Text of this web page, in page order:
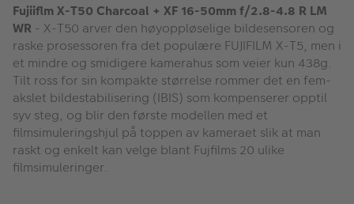
Fujiiflm X-T50 Charcoal + XF 16-50mm f/2.8-4.8 R LM
WR - X-T50 arver den høyoppløselige bildesensoren og
raske prosessoren fra det populære FUJIFILM X-T5, men i
et mindre og smidigere kamerahus som veier kun 438g.
Tilt ross for sin kompakte størrelse rommer det en fem-
akslet bildestabilisering (IBIS) som kompenserer opptil
syv steg, og blir den første modellen med et
filmsimuleringshjul på toppen av kameraet slik at man
raskt og enkelt kan velge blant Fujfilms 20 ulike
filmsimuleringer.